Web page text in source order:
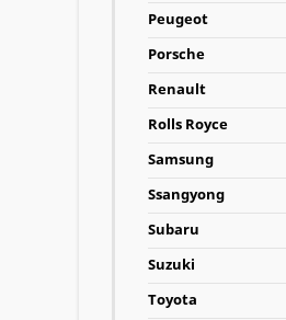
Peugeot
Porsche
Renault
Rolls Royce
Samsung
Ssangyong
Subaru
Suzuki
Toyota